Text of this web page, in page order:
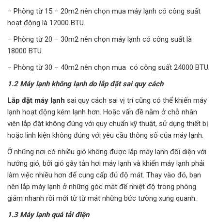
– Phòng từ 15 – 20m2 nên chọn mua máy lạnh có công suất
hoạt động là 12000 BTU.
– Phòng từ 20 – 30m2 nên chọn máy lạnh có công suất là
18000 BTU.
– Phòng từ 30 – 40m2 nên chọn mua có công suất 24000 BTU.
1.2 Máy lạnh không lạnh do lắp đặt sai quy cách
Lắp đặt máy lạnh sai quy cách sai vị trí cũng có thể khiến máy
lạnh hoạt động kém lạnh hơn. Hoặc vấn đề nằm ở chỗ nhân
viên lắp đặt không đúng với quy chuẩn kỹ thuật, sử dụng thiết bị
hoặc linh kiện không đúng với yêu cầu thông số của máy lạnh.
Ở những nơi có nhiều gió không được lắp máy lạnh đối diện với
hướng gió, bởi gió gây tản hơi máy lạnh và khiến máy lạnh phải
làm việc nhiều hơn để cung cấp đủ độ mát. Thay vào đó, bạn
nên lắp máy lạnh ở những góc mát để nhiệt độ trong phòng
giảm nhanh rồi mới từ từ mát những bức tường xung quanh.
1.3 Máy lạnh quá tải điện